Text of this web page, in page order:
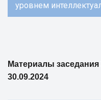
уровнем
Материалы
30.09.2024